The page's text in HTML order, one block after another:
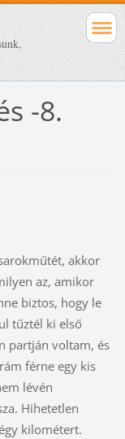
-8.
akkor
az, amikor
biztos, hogy le
tűztél ki első
partján voltam, és
férne egy kis
lévén
Hihetetlen
kilométert.